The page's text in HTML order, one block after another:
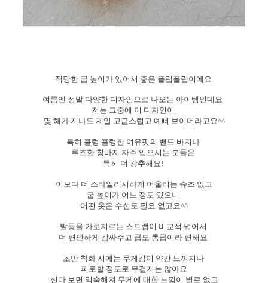
적당한 굽 높이가 있어서 좋은 플립플랍이에요
여름엔 정말 다양한 디자인으로 나오는 아이템인데요
저는 그중에 이 디자인이
몇 해가 지나도 제일 고급스럽고 예뻐 보이더라고요^^
특히 훌렁 훌렁한 여유핏의 밴드 바지나
루즈한 청바지 자주 입으시는 분들은
특히 더 강추해요!
이보다 더 스타일리시하게 어울리는 슈즈 없고
굽 높이가 어느 정도 있으니
어떤 옷은 수선도 필요 없고요^^
발등을 가로지르는 스트랩이 비교적 넓어서
더 편안하게 감싸주고 굽도 통굽이라 편해요
초반 착화 시에는 무게감이 약간 느껴지나
피로할 정도로 무겁지는 않아요
신다 보면 익숙해져 무게에 대한 느낌이 별로 없고